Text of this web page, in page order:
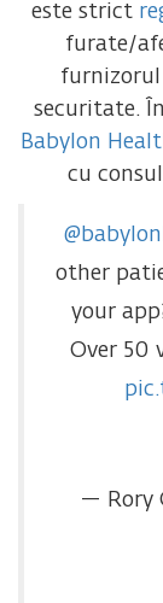
este strict
furate/
securitate.
Babylon
cu
other
your
Over 50
— Rory